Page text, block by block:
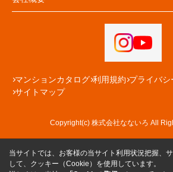
マンションカタログ 利用規約 プライバシ
サイトマップ
Copyright(c) 株式会社なないろ All
当サイトでは、お客様の当サイト利用状況把握、
して、クッキー（Cookie）を使用しています。